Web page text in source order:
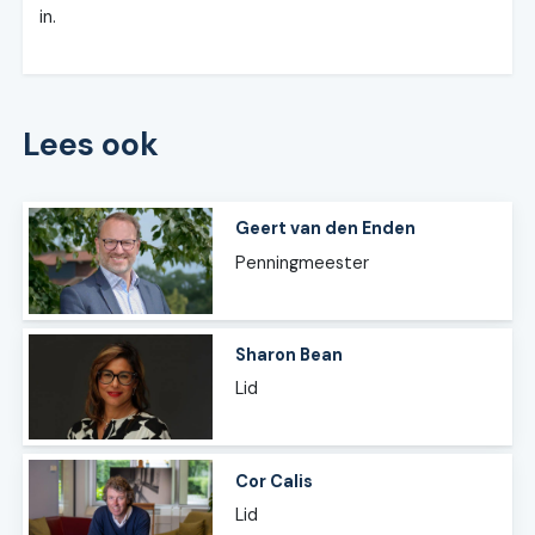
in.
Lees ook
Geert van den Enden
Penningmeester
Sharon Bean
Lid
Cor Calis
Lid